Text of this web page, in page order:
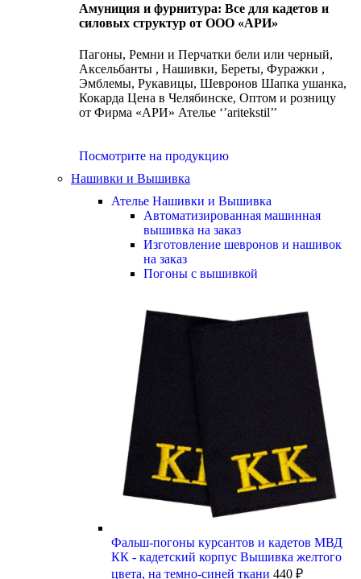
Амуниция и фурнитура: Все для кадетов и
силовых структур от ООО «АРИ»
Пагоны, Ремни и Перчатки бели или черный,
Аксельбанты , Нашивки, Береты, Фуражки ,
Эмблемы, Рукавицы, Шевронов Шапка ушанка,
Кокарда Цена в Челябинске, Оптом и розницу
от Фирма «АРИ» Ателье ‘’aritekstil’’
Посмотрите на продукцию
Нашивки и Вышивка
Ателье Нашивки и Вышивка
Автоматизированная машинная
вышивка на заказ
Изготовление шевронов и нашивок
на заказ
Погоны с вышивкой
Фальш-погоны курсантов и кадетов МВД
КК - кадетский корпус Вышивка желтого
цвета, на темно-синей ткани 440 ₽